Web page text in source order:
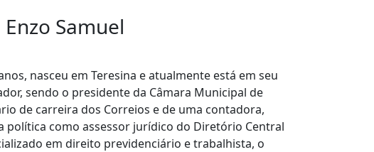
Enzo Samuel
nasceu em Teresina e atualmente está em seu
sendo o presidente da Câmara Municipal de
de carreira dos Correios e de uma contadora,
política como assessor jurídico do Diretório Central
em direito previdenciário e trabalhista, o